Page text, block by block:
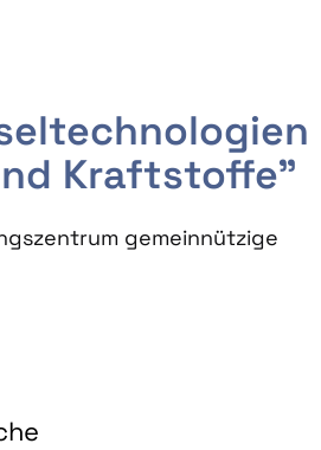
Kraftstoffe"
gemeinnützige